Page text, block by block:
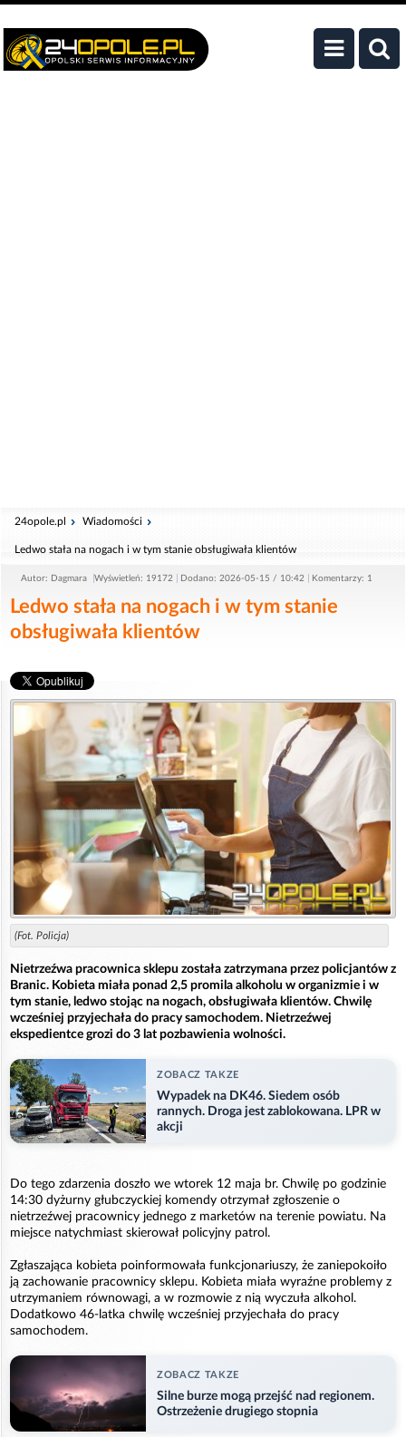
24opole.pl Wiadomości
Ledwo stała na nogach i w tym stanie obsługiwała klientów
Autor: Dagmara Wyświetleń: 19172 Dodano: 2026-05-15 / 10:42 Komentarzy: 1
Ledwo stała na nogach i w tym stanie
obsługiwała klientów
(Fot. Policja)
Nietrzeźwa pracownica sklepu została zatrzymana przez policjantów z
Branic. Kobieta miała ponad 2,5 promila alkoholu w organizmie i w
tym stanie, ledwo stojąc na nogach, obsługiwała klientów. Chwilę
wcześniej przyjechała do pracy samochodem. Nietrzeźwej
ekspedientce grozi do 3 lat pozbawienia wolności.
ZOBACZ TAKZE
Wypadek na DK46. Siedem osób
rannych. Droga jest zablokowana. LPR w
akcji
Do tego zdarzenia doszło we wtorek 12 maja br. Chwilę po godzinie
14:30 dyżurny głubczyckiej komendy otrzymał zgłoszenie o
nietrzeźwej pracownicy jednego z marketów na terenie powiatu. Na
miejsce natychmiast skierował policyjny patrol.
Zgłaszająca kobieta poinformowała funkcjonariuszy, że zaniepokoiło
ją zachowanie pracownicy sklepu. Kobieta miała wyraźne problemy z
utrzymaniem równowagi, a w rozmowie z nią wyczuła alkohol.
Dodatkowo 46-latka chwilę wcześniej przyjechała do pracy
samochodem.
ZOBACZ TAKZE
Silne burze mogą przejść nad regionem.
Ostrzeżenie drugiego stopnia